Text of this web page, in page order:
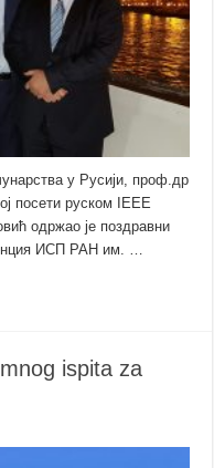
у Русији, проф.др
посети руском IEEE
одржао је поздравни
ИСП РАН им. …
ispita za